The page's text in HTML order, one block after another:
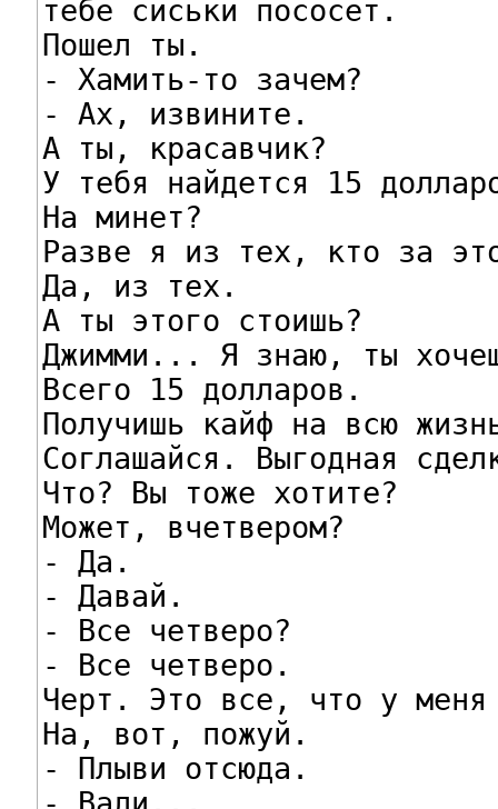
тебе сиськи пососет.
Пошел ты.
- Хамить-то зачем?
- Ах, извините.
А ты, красавчик?
У тебя найдется 15
На минет?
Разве я из тех, кто за
Да, из тех.
А ты этого стоишь?
Джимми... Я знаю, ты
Всего 15 долларов.
Получишь кайф на всю
Соглашайся. Выгодная
Что? Вы тоже хотите?
Может, вчетвером?
- Да.
- Давай.
- Все четверо?
- Все четверо.
Черт. Это все, что у меня
На, вот, пожуй.
- Плыви отсюда.